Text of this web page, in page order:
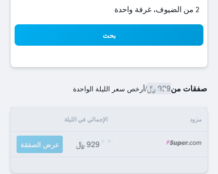
2 من الضيوف، غرفة واحدة
بحث
صفقات من929 ﷼ /أرخص سعر الليلة الواحدة
مزود الإجمالي في الليلة
929 ﷼ عرض الصفقة